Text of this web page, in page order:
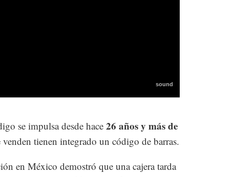
se impulsa desde hace26 años y más de
venden tienen integrado un código de barras.
en México demostró que una cajera tarda